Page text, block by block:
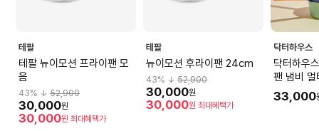
테팔
테팔 뉴이모션 프라이팬 모
음
43% ↓ 52,900
30,000원
30,000원 최대혜택가
테팔
뉴이모션 후라이팬 24cm
43% ↓52,900
30,000원
30,000원최대혜택가
닥터하우스
닥터하우
팬 냄비
33,000